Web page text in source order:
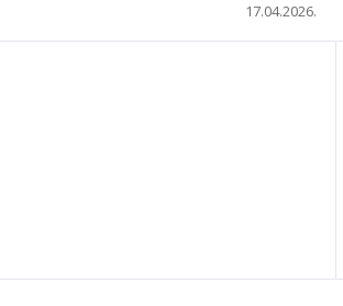
17.04.2026.